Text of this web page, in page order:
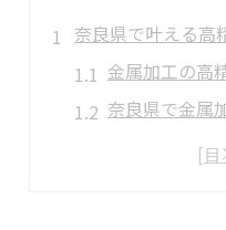
奈良県で叶える高
金属加工の高
奈良県で金属
精密加工対応